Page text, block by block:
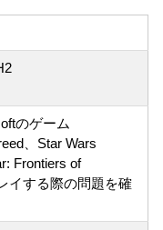
のゲーム
、Star Wars
Frontiers of
イする際の問題を確